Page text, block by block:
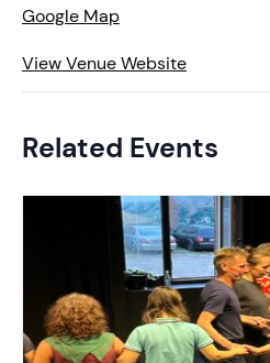
Google Map
View Venue Website
Related Events